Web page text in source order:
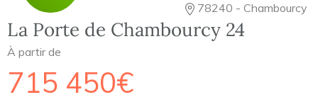
78240 - Chambourcy
La Porte de Chambourcy 24
À partir de
715 450€